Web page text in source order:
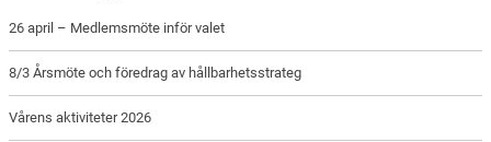
26 april – Medlemsmöte inför valet
8/3 Årsmöte och föredrag av hållbarhetsstrateg
Vårens aktiviteter 2026